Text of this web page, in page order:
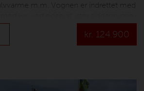
m.m. Vognen er indrettet med
for opredning, køkken modsat
bagerst hvor den øverste køje er i
og kan holde til 100 kg. En flot
kr. 124.900